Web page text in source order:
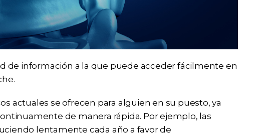
de información a la que puede acceder fácilmente en
actuales se ofrecen para alguien en su puesto, ya
de manera rápida. Por ejemplo, las
lentamente cada año a favor de